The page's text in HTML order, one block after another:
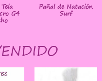
G4
Pañal de Natación
Surf